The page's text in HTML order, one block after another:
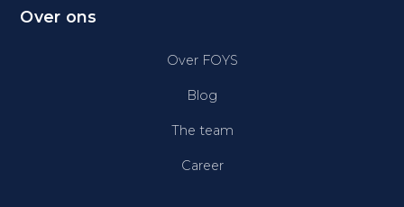
Over ons
Over FOYS
Blog
The team
Career